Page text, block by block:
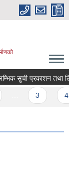
सुची प्रकाशन तथा